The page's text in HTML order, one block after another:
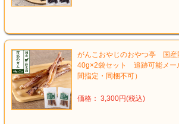
がんこおやじのおやつ亭 国
40g×2袋セット 追跡可能メー
間指定・同梱不可）
価格： 3,300円(税込)